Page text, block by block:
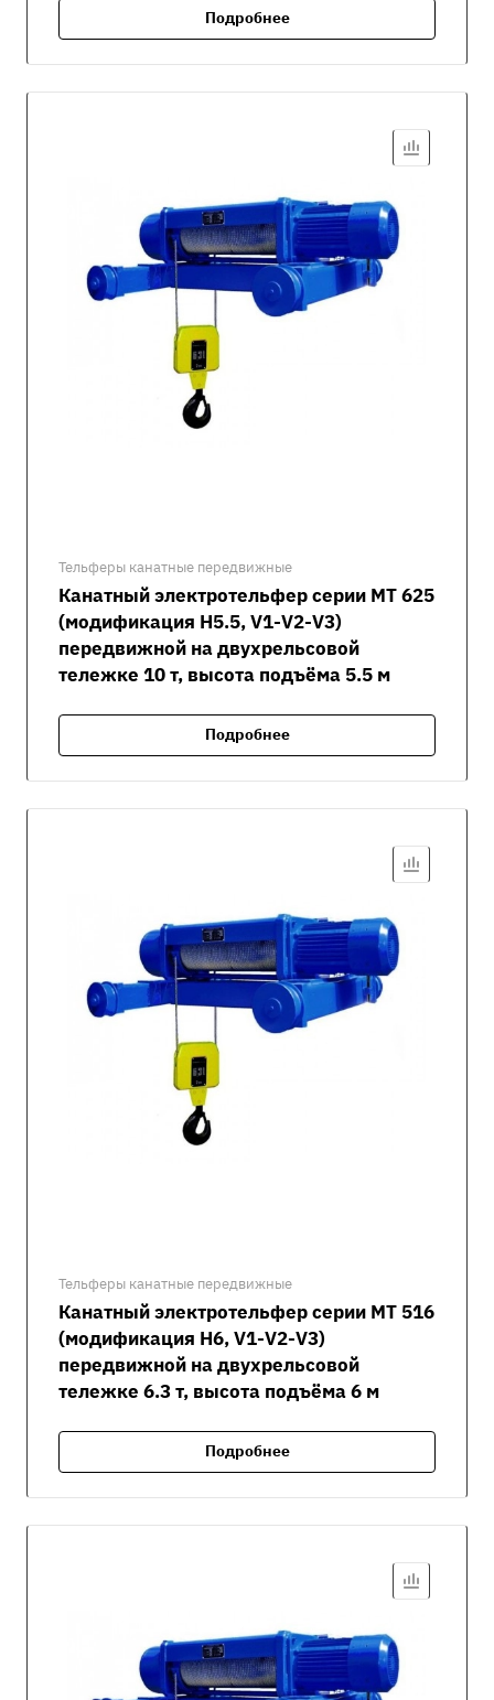
Подробнее
Тельферы канатные передвижные
Канатный электротельфер серии MT 625
(модификация H5.5, V1-V2-V3)
передвижной на двухрельсовой
тележке 10 т, высота подъёма 5.5 м
Подробнее
Тельферы канатные передвижные
Канатный электротельфер серии MT 516
(модификация H6, V1-V2-V3)
передвижной на двухрельсовой
тележке 6.3 т, высота подъёма 6 м
Подробнее